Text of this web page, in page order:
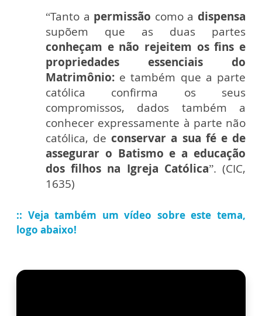
“Tanto a permissão como adispensa
supõem que as duas partes
conheçam e não rejeitem os fins e
propriedades essenciais do
Matrimônio: e também que a parte
católica confirma os seus
compromissos, dados também a
conhecer expressamente à parte não
católica, deconservar a sua fé e de
assegurar o Batismo e a educação
dos filhos na Igreja Católica”. (CIC,
1635)
:: Veja também um vídeo sobre este tema,
logo abaixo!